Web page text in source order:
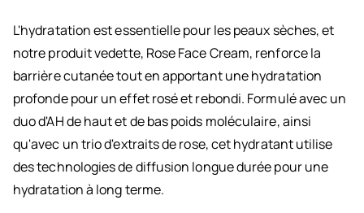
L'hydratation est essentielle pour les peaux sèches, et
notre produit vedette, Rose Face Cream, renforce la
barrière cutanée tout en apportant une hydratation
profonde pour un effet rosé et rebondi. Formulé avec un
duo d'AH de haut et de bas poids moléculaire, ainsi
qu'avec un trio d'extraits de rose, cet hydratant utilise
des technologies de diffusion longue durée pour une
hydratation à long terme.